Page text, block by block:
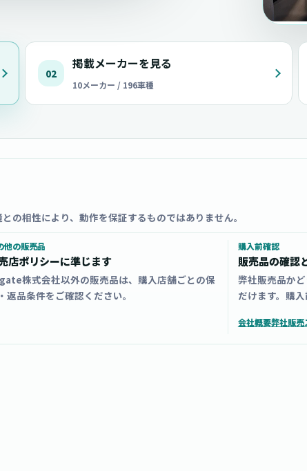
02
掲載メーカーを見る
10メーカー / 196車種
の相性により、動作を保証するものではありません。
他の販売品
店ポリシーに準じます
株式会社以外の販売品は、購入店舗ごとの保
返品条件をご確認ください。
購入前確認
販売品の確認
弊社販売品か
だけます。購
会社概要弊社販売